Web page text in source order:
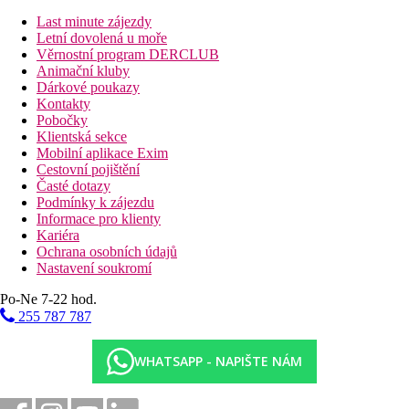
Bez stravování
Vzdálenosti
18 km
Vzdálenost od nejbližšího letiště
Bazény
Lehátka u bazénu
Fotogalerie
Last minute zájezdy
Letní dovolená u moře
Věrnostní program DERCLUB
Animační kluby
Dárkové poukazy
Kontakty
Pobočky
Klientská sekce
Mobilní aplikace Exim
Cestovní pojištění
Časté dotazy
Podmínky k zájezdu
Informace pro klienty
Kariéra
Ochrana osobních údajů
Nastavení soukromí
Po-Ne 7-22 hod.
255 787 787
WHATSAPP - NAPIŠTE NÁM